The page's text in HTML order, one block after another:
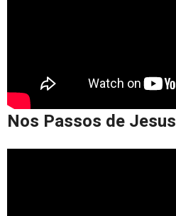
Nos Passos de Jesus